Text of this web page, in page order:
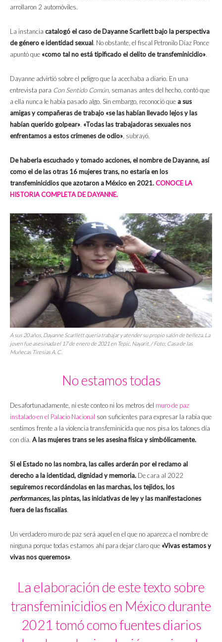
arrollaron 2 automóviles.
La instancia catalogó el caso de Dayanne Scarllett bajo la perspectiva
de género e identidad sexual. No obstante, el fiscal Petronilo Díaz Ponce
apuntó que «como tal no está tipificado el delito de transfeminicidio».
Dayanne advirtió sobre el peligro que la acechaba a diario. En una
entrevista para Con Sentido Común, semanas antes del hecho, contó que
a ella nunca le había pasado algo. Sin embargo, reconoció que a sus
amigas y compañeras de trabajo «se las habían llevado lejos y las
habían querido golpear». «Todas las trabajadoras sexuales nos
enfrentamos a estos crímenes de odio» , subrayó.
De haberla escuchado y tomado acciones, el nombre de Dayanne, así
como el de las otras 16 mujeres trans, no estaría en los
transfeminicidios que azotaron a México en 2021.CONOCE LA
HISTORIA COMPLETA DE DAYANNE.
A sus 20 años, Dayanne Scarllett quería trabajar y atender su propio salón de belleza. La
joven fue asesinada el 17 de enero de 2021 en Tepic, Nayarit. / Foto: Casa de las
Muñecas Tiresias A. C.
No estamos todas
Desafortunadamente, ni este conteo ni los metros del muro de paz
instalado en el Palacio Nacional son suficientes para expresar la rabia que
sentimos frente a la violencia transfeminicida que nos pisa los talones día
con día. A las mujeres trans se les asesina física y simbólicamente.
Si el Estado no las nombra, las calles arderán por el reclamo al
derecho a la identidad, dignidad y memoria. De cara al 2022
seguiremos recordándolas en las marchas, los tejidos, los
performances, las pintas, las iniciativas de ley y las manifestaciones
fuera de las fiscalías.
Un verdadero muro de paz será aquel en el que no aparezca el nombre de
ninguna porque todas estamos ahí para dejar claro que «Vivas estamos y
vivas nos queremos».
La elaboración de este texto sobre
transfeminicidios en México durante
2021 tomó como fuentes diarios